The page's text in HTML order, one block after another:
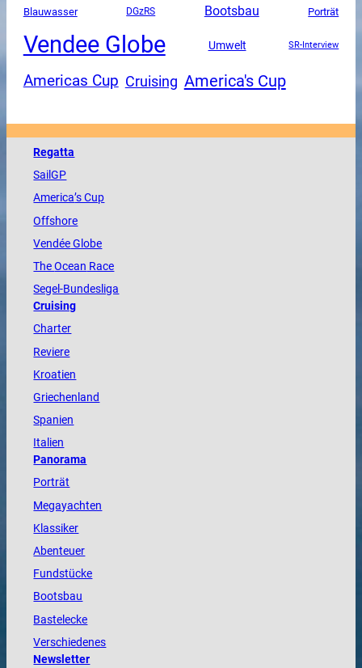
Blauwasser DGzRS Bootsbau Porträt
Vendee Globe Umwelt SR-Interview
Americas Cup Cruising America's Cup
Regatta
SailGP
America’s Cup
Offshore
VendéeGlobe
TheOcean Race
Segel-Bundesliga
Cruising
Charter
Reviere
Kroatien
Griechenland
Spanien
Italien
Panorama
Porträt
Megayachten
Klassiker
Abenteuer
Fundstücke
Bootsbau
Bastelecke
Verschiedenes
Newsletter